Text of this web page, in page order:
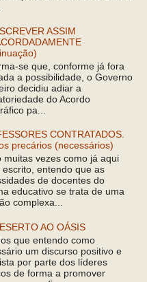
ASSIM
se que, conforme já fora
a possibilidade, o Governo
decidiu adiar a
do Acordo
pa...
CONTRATADOS.
precários (necessários)
muitas vezes como já aqui
escrito, entendo que as
de docentes do
educativo se trata de uma
complexa...
AO OÁSIS
que entendo como
um discurso positivo e
por parte dos líderes
de forma a promover